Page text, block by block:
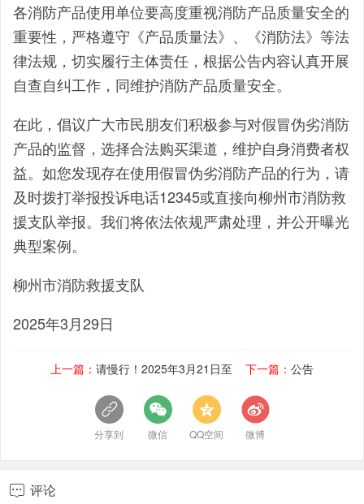
各消防产品使用单位要高度重视消防产品质量安全的
重要性，严格遵守《产品质量法》、《消防法》等法
律法规，切实履行主体责任，根据公告内容认真开展
自查自纠工作，同维护消防产品质量安全。
在此，倡议广大市民朋友们积极参与对假冒伪劣消防
产品的监督，选择合法购买渠道，维护自身消费者权
益。如您发现存在使用假冒伪劣消防产品的行为，请
及时拨打举报投诉电话12345或直接向柳州市消防救
援支队举报。我们将依法依规严肃处理，并公开曝光
典型案例。
柳州市消防救援支队
2025年3月29日
上一篇： 请慢行！2025年3月21日至 下一篇： 公告
分享到 微信 QQ空间 微博
 评论